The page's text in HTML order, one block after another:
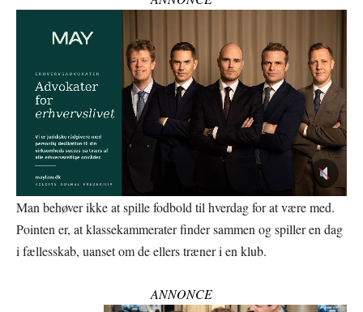
Man behøver ikke at spille fodbold til hverdag for at være med.
Pointen er, at klassekammerater finder sammen og spiller en dag
i fællesskab, uanset om de ellers træner i en klub.
ANNONCE